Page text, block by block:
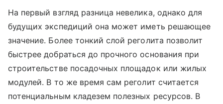
На первый взгляд разница невелика, однако для
будущих экспедиций она может иметь решающее
значение. Более тонкий слой реголита позволит
быстрее добраться до прочного основания при
строительстве посадочных площадок или жилых
модулей. В то же время сам реголит считается
потенциальным кладезем полезных ресурсов. В